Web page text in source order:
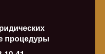
процедуры